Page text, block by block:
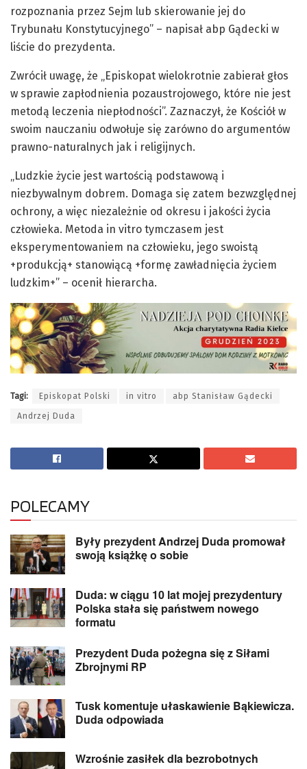
rozpoznania przez Sejm lub skierowanie jej do
Trybunału Konstytucyjnego” – napisał abp Gądecki w
liście do prezydenta.
Zwrócił uwagę, że „Episkopat wielokrotnie zabierał głos
w sprawie zapłodnienia pozaustrojowego, które nie jest
metodą leczenia niepłodności”. Zaznaczył, że Kościół w
swoim nauczaniu odwołuje się zarówno do argumentów
prawno-naturalnych jak i religijnych.
„Ludzkie życie jest wartością podstawową i
niezbywalnym dobrem. Domaga się zatem bezwzględnej
ochrony, a więc niezależnie od okresu i jakości życia
człowieka. Metoda in vitro tymczasem jest
eksperymentowaniem na człowieku, jego swoistą
+produkcją+ stanowiącą +formę zawładnięcia życiem
ludzkim+” – ocenił hierarcha.
Tagi: Episkopat Polski in vitro abp Stanisław Gądecki
Andrzej Duda
POLECAMY
Były prezydent Andrzej Duda promował
swoją książkę o sobie
Duda: w ciągu 10 lat mojej prezydentury
Polska stała się państwem nowego
formatu
Prezydent Duda pożegna się z Siłami
Zbrojnymi RP
Tusk komentuje ułaskawienie Bąkiewicza.
Duda odpowiada
Wzrośnie zasiłek dla bezrobotnych